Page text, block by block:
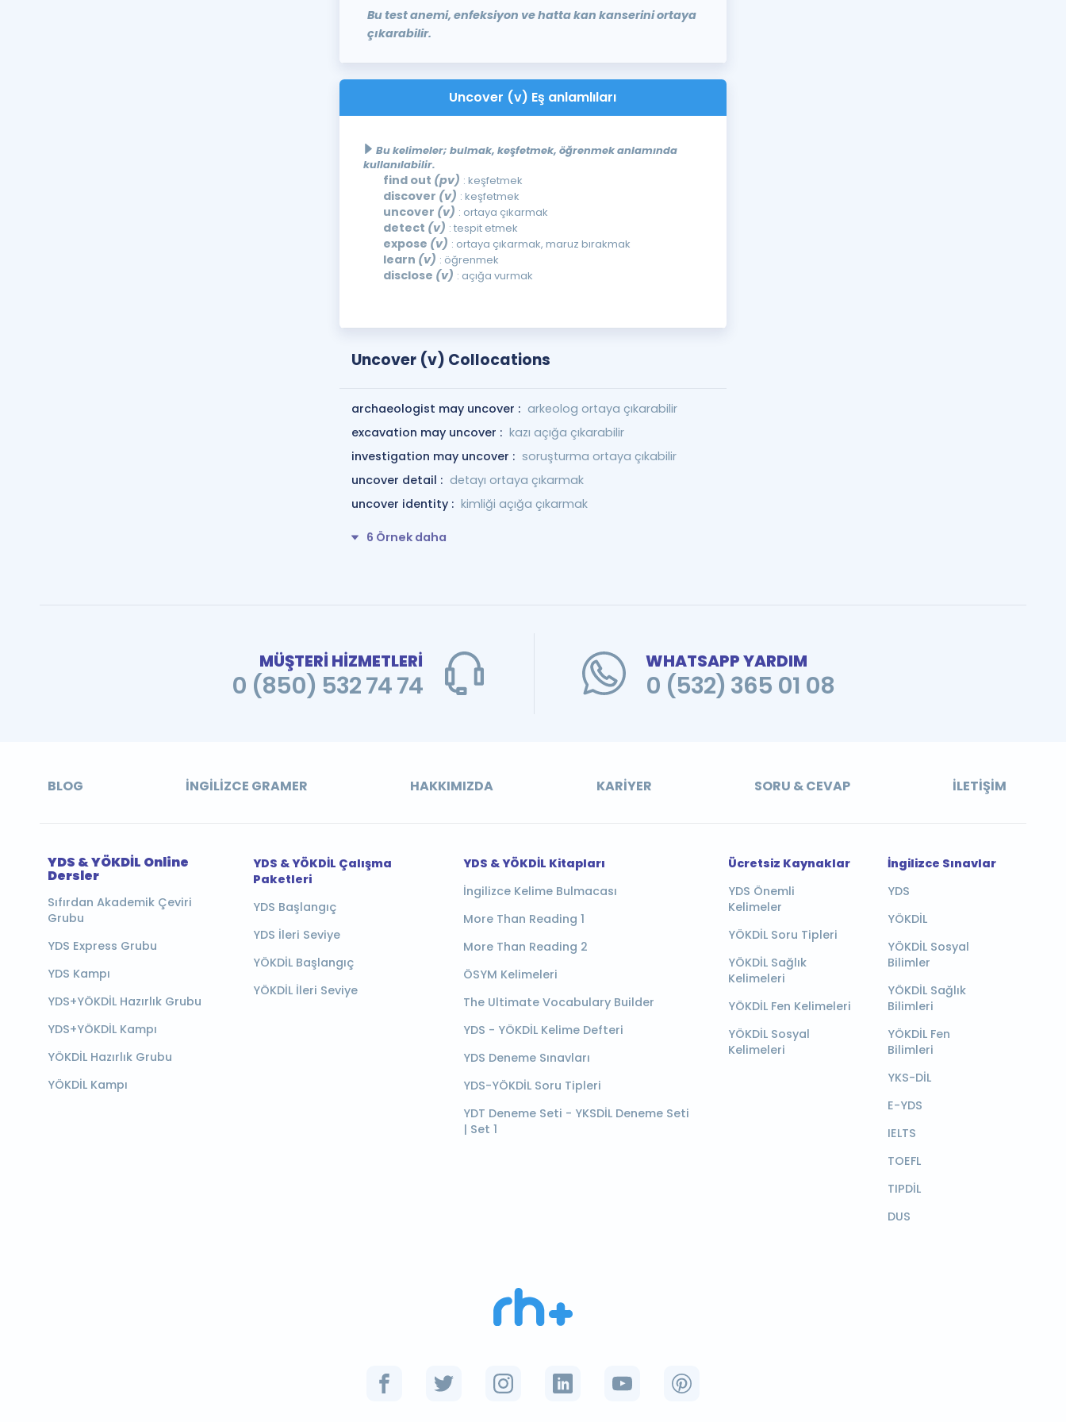
Bu test anemi, enfeksiyon ve hatta kan kanserini ortaya
çıkarabilir.
Uncover (v) Eş anlamlıları
Bu kelimeler; bulmak, keşfetmek, öğrenmek anlamında
kullanılabilir.
find out (pv) : keşfetmek
discover (v) : keşfetmek
uncover (v) : ortaya çıkarmak
detect (v) : tespit etmek
expose (v) : ortaya çıkarmak, maruz bırakmak
learn (v) : öğrenmek
disclose (v) : açığa vurmak
Uncover (v) Collocations
archaeologist may uncover : arkeolog ortaya çıkarabilir
excavation may uncover : kazı açığa çıkarabilir
investigation may uncover : soruşturma ortaya çıkabilir
uncover detail : detayı ortaya çıkarmak
uncover identity : kimliği açığa çıkarmak
6 Örnek daha
MÜŞTERİ HİZMETLERİ
0 (850) 532 74 74
WHATSAPP YARDIM
0 (532) 365 01 08
BLOG İNGILIZCE GRAMER HAKKIMIZDA KARIYER SORU & CEVAP İLETIŞIM
YDS & YÖKDİL Online
Dersler
Sıfırdan Akademik Çeviri
Grubu
YDS Express Grubu
YDS Kampı
YDS+YÖKDİL Hazırlık Grubu
YDS+YÖKDİL Kampı
YÖKDİL Hazırlık Grubu
YÖKDİL Kampı
YDS & YÖKDİL Çalışma
Paketleri
YDS Başlangıç
YDS İleri Seviye
YÖKDİL Başlangıç
YÖKDİL İleri Seviye
YDS & YÖKDİL Kitapları
İngilizce Kelime Bulmacası
More Than Reading 1
More Than Reading 2
ÖSYM Kelimeleri
The Ultimate Vocabulary Builder
YDS - YÖKDİL Kelime Defteri
YDS Deneme Sınavları
YDS-YÖKDİL Soru Tipleri
YDT Deneme Seti - YKSDİL Deneme Seti
| Set 1
Ücretsiz Kaynaklar
YDS Önemli
Kelimeler
YÖKDİL Soru Tipleri
YÖKDİL Sağlık
Kelimeleri
YÖKDİL Fen Kelimeleri
YÖKDİL Sosyal
Kelimeleri
İngilizce Sınavlar
YDS
YÖKDİL
YÖKDİL Sosyal
Bilimler
YÖKDİL Sağlık
Bilimleri
YÖKDİL Fen
Bilimleri
YKS-DİL
E-YDS
IELTS
TOEFL
TIPDİL
DUS